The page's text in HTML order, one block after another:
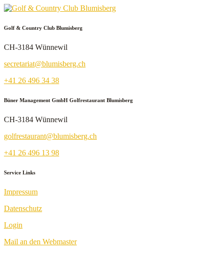
Golf & Country Club Blumisberg
CH-3184 Wünnewil
secretariat@blumisberg.ch
+41 26 496 34 38
Büner Management GmbH Golfrestaurant Blumisberg
CH-3184 Wünnewil
golfrestaurant@blumisberg.ch
+41 26 496 13 98
Service Links
Impressum
Datenschutz
Login
Mail an den Webmaster